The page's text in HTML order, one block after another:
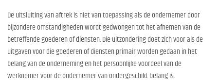
De uitsluiting van aftrek is niet van toepassing als de ondernemer door
bijzondere omstandigheden wordt gedwongen tot het afnemen van de
betreffende goederen of diensten. Die uitzondering doet zich voor als de
uitgaven voor die goederen of diensten primair worden gedaan in het
belang van de onderneming en het persoonlijke voordeel van de
werknemer voor de ondernemer van ondergeschikt belang is.